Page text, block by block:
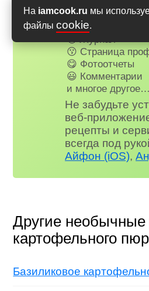
На iamcook.ru мы
файлы cookie.
📌 Книга
🤩 Планер питания
😗 Страница
😋 Фотоотчеты
😃 Комментарии
и многое другое…
Не забудьте
веб-
рецепты и
всегда под
Айфон (iOS),
Другие необычные
картофельного
Базиликовое